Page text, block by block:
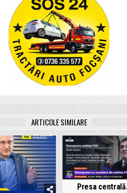
ARTICOLE SIMILARE
Presa